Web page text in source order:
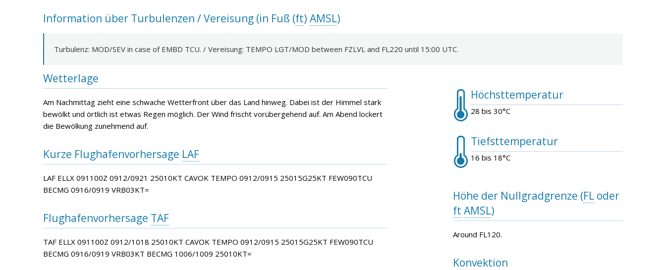
Information über Turbulenzen / Vereisung (in Fuß (ft) AMSL)
Turbulenz: MOD/SEV in case of EMBD TCU. / Vereisung: TEMPO LGT/MOD between FZLVL and FL220 until 15:00 UTC.
Wetterlage
Am Nachmittag zieht eine schwache Wetterfront über das Land hinweg. Dabei ist der Himmel stark
bewölkt und örtlich ist etwas Regen möglich. Der Wind frischt vorübergehend auf. Am Abend lockert
die Bewölkung zunehmend auf.
Kurze Flughafenvorhersage LAF
LAF ELLX 091100Z 0912/0921 25010KT CAVOK TEMPO 0912/0915 25015G25KT FEW090TCU
BECMG 0916/0919 VRB03KT=
Flughafenvorhersage TAF
TAF ELLX 091100Z 0912/1018 25010KT CAVOK TEMPO 0912/0915 25015G25KT FEW090TCU
BECMG 0916/0919 VRB03KT BECMG 1006/1009 25010KT=
Höchsttemperatur
28 bis 30°C
Tiefsttemperatur
16 bis 18°C
Höhe der Nullgradgrenze (FLoder
ft AMSL)
Around FL120.
Konvektion